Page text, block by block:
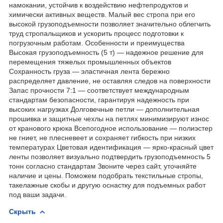
намокании, устойчив к воздействию нефтепродуктов и
химически активных веществ. Малый вес стропа при его
высокой грузоподъемности позволяет значительно облегчить
труд стропальщиков и ускорить процесс подготовки к
погрузочным работам. Особенности и преимущества
Высокая грузоподъемность (5 т) — надежное решение для
перемещения тяжелых промышленных объектов
Сохранность груза — эластичная лента бережно
распределяет давление, не оставляя следов на поверхности
Запас прочности 7:1 — соответствует международным
стандартам безопасности, гарантируя надежность при
высоких нагрузках Долговечные петли — дополнительная
прошивка и защитные чехлы на петлях минимизируют износ
от кранового крюка Всепогодное использование — полиэстер
не гниет, не плесневеет и сохраняет гибкость при низких
температурах Цветовая идентификация — ярко-красный цвет
ленты позволяет визуально подтвердить грузоподъемность 5
тонн согласно стандартам Звоните через сайт, уточняйте
наличие и цены. Поможем подобрать текстильные стропы,
такелажные скобы и другую оснастку для подъемных работ
под ваши задачи.
Скрыть